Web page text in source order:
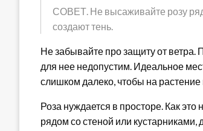
СОВЕТ. Не высаживайте розу
создают тень.
Не забывайте про защиту от ветра.
для нее недопустим. Идеальное
слишком далеко, чтобы на
Роза нуждается в просторе. Как
рядом со стеной или